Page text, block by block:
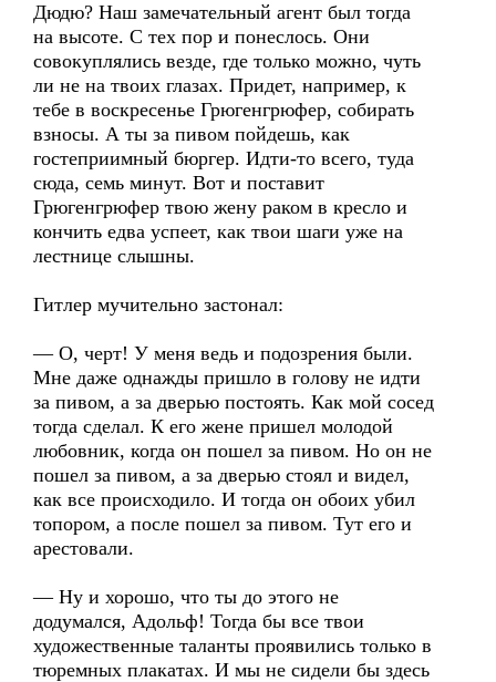
Дюдю? Наш замечательный агент был тогда
на высоте. С тех пор и понеслось. Они
совокуплялись везде, где только можно, чуть
ли не на твоих глазах. Придет, например, к
тебе в воскресенье Грюгенгрюфер, собирать
взносы. А ты за пивом пойдешь, как
гостеприимный бюргер. Идти-то всего, туда
сюда, семь минут. Вот и поставит
Грюгенгрюфер твою жену раком в кресло и
кончить едва успеет, как твои шаги уже на
лестнице слышны.
Гитлер мучительно застонал:
— О, черт! У меня ведь и подозрения были.
Мне даже однажды пришло в голову не идти
за пивом, а за дверью постоять. Как мой сосед
тогда сделал. К его жене пришел молодой
любовник, когда он пошел за пивом. Но он не
пошел за пивом, а за дверью стоял и видел,
как все происходило. И тогда он обоих убил
топором, а после пошел за пивом. Тут его и
арестовали.
— Ну и хорошо, что ты до этого не
додумался, Адольф! Тогда бы все твои
художественные таланты проявились только в
тюремных плакатах. И мы не сидели бы здесь